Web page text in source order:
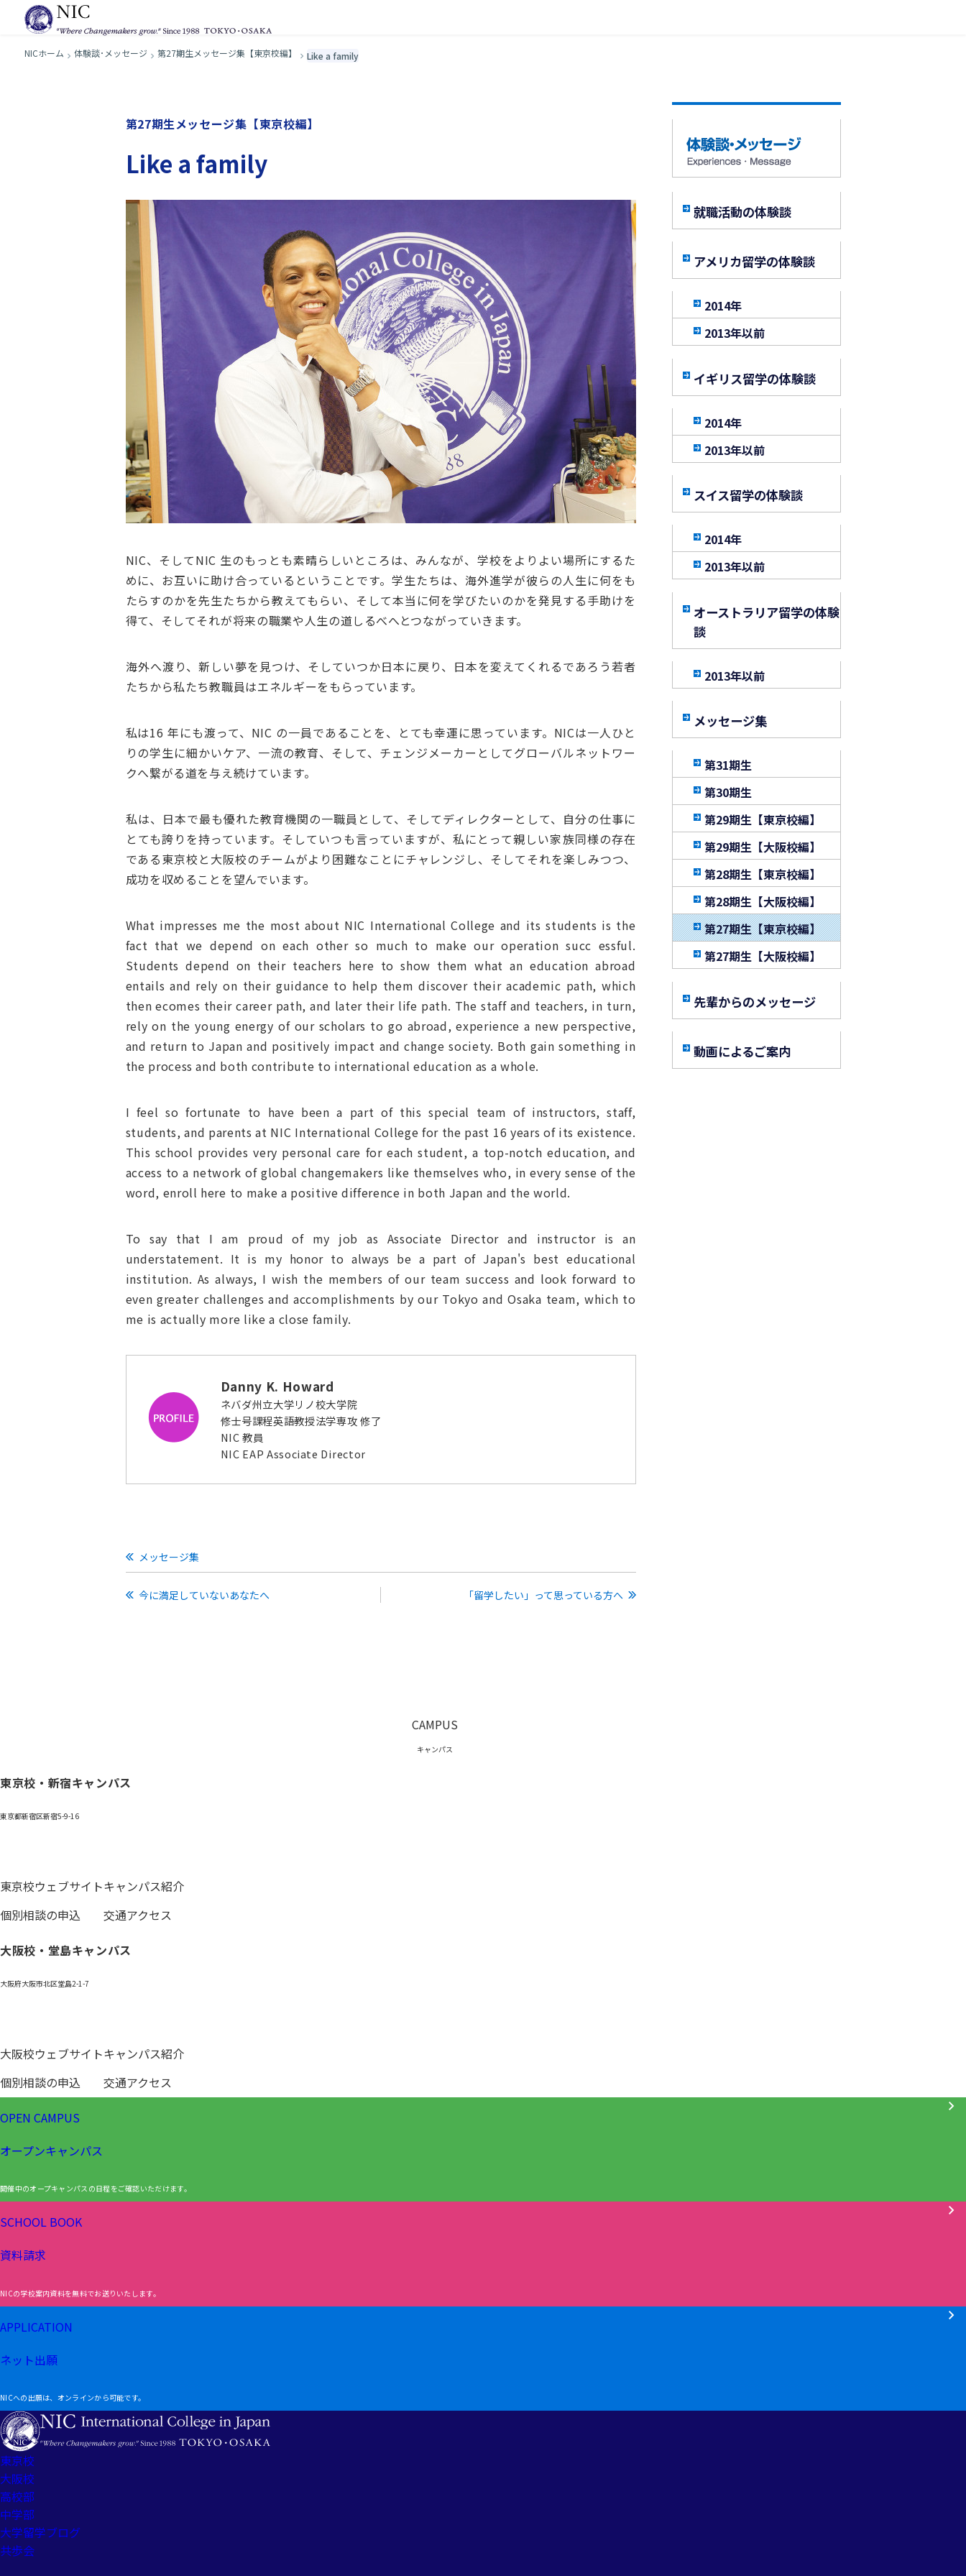
NICホーム 体験談･メッセージ 第27期生メッセージ集【東京校編】 Like a family
第27期生メッセージ集【東京校編】
Like a family
NIC、そしてNIC 生のもっとも素晴らしいところは、みんなが、学校をよりよい場所にするた
めに、お互いに助け合っているということです。学生たちは、海外進学が彼らの人生に何をも
たらすのかを先生たちから教えてもらい、そして本当に何を学びたいのかを発見する手助けを
得て、そしてそれが将来の職業や人生の道しるべへとつながっていきます。
海外へ渡り、新しい夢を見つけ、そしていつか日本に戻り、日本を変えてくれるであろう若者
たちから私たち教職員はエネルギーをもらっています。
私は16 年にも渡って、NIC の一員であることを、とても幸運に思っています。NICは一人ひと
りの学生に細かいケア、一流の教育、そして、チェンジメーカーとしてグローバルネットワー
クへ繋がる道を与え続けています。
私は、日本で最も優れた教育機関の一職員として、そしてディレクターとして、自分の仕事に
とても誇りを持っています。そしていつも言っていますが、私にとって親しい家族同様の存在
である東京校と大阪校のチームがより困難なことにチャレンジし、そしてそれを楽しみつつ、
成功を収めることを望んでいます。
What impresses me the most about NIC International College and its students is the
fact that we depend on each other so much to make our operation succ essful.
Students depend on their teachers here to show them what an education abroad
entails and rely on their guidance to help them discover their academic path, which
then ecomes their career path, and later their life path. The staff and teachers, in turn,
rely on the young energy of our scholars to go abroad, experience a new perspective,
and return to Japan and positively impact and change society. Both gain something in
the process and both contribute to international education as a whole.
I feel so fortunate to have been a part of this special team of instructors, staff,
students, and parents at NIC International College for the past 16 years of its existence.
This school provides very personal care for each student, a top-notch education, and
access to a network of global changemakers like themselves who, in every sense of the
word, enroll here to make a positive difference in both Japan and the world.
To say that I am proud of my job as Associate Director and instructor is an
understatement. It is my honor to always be a part of Japan's best educational
institution. As always, I wish the members of our team success and look forward to
even greater challenges and accomplishments by our Tokyo and Osaka team, which to
me is actually more like a close family.
Danny K. Howard
ネバダ州立大学リノ校大学院
修士号課程英語教授法学専攻 修了
NIC 教員
NIC EAP Associate Director
メッセージ集
今に満足していないあなたへ 「留学したい」って思っている方へ
就職活動の体験談
アメリカ留学の体験談
2014年
2013年以前
イギリス留学の体験談
2014年
2013年以前
スイス留学の体験談
2014年
2013年以前
オーストラリア留学の体験
談
2013年以前
メッセージ集
第31期生
第30期生
第29期生【東京校編】
第29期生【大阪校編】
第28期生【東京校編】
第28期生【大阪校編】
第27期生【東京校編】
第27期生【大阪校編】
先輩からのメッセージ
動画によるご案内
CAMPUS
キャンパス
東京校・新宿キャンパス
東京都新宿区新宿5-9-16
東京校ウェブサイトキャンパス紹介
個別相談の申込
交通アクセス
大阪校・堂島キャンパス
大阪府大阪市北区堂島2-1-7
大阪校ウェブサイトキャンパス紹介
個別相談の申込
交通アクセス
OPEN CAMPUS
オープンキャンパス
開催中のオープキャンパスの日程をご確認いただけます。
SCHOOL BOOK
資料請求
NICの学校案内資料を無料でお送りいたします。
APPLICATION
ネット出願
NICへの出願は、オンラインから可能です。
東京校
大阪校
高校部
中学部
大学留学ブログ
共歩会